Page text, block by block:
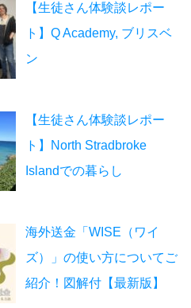
【生徒さん体験談レポー
ト】Q Academy, ブリスベ
ン
【生徒さん体験談レポー
ト】North Stradbroke
Islandでの暮らし
海外送金「WISE（ワイ
ズ）」の使い方についてご
紹介！図解付【最新版】